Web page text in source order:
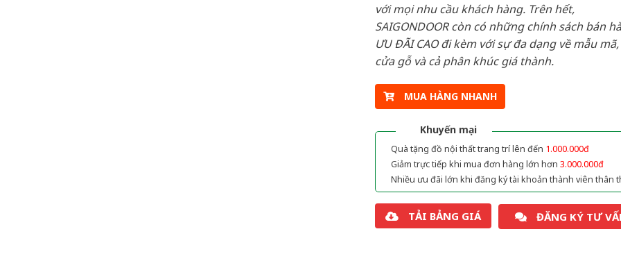
với mọi nhu cầu khách hàng. Trên hết,
SAIGONDOOR còn có những chính sách bán
ƯU ĐÃI CAO đi kèm với sự đa dạng về mẫu
cửa gỗ và cả phân khúc giá thành.
MUA HÀNG NHANH
Khuyến mại
Quà tặng đồ nội thất trang trí lên đến 1.000.000đ
Giảm trực tiếp khi mua đơn hàng lớn hơn 3.000.000đ
Nhiều ưu đãi lớn khi đăng ký tài khoản thành viên thân
TẢI BẢNG GIÁ ĐĂNG KÝ TƯ